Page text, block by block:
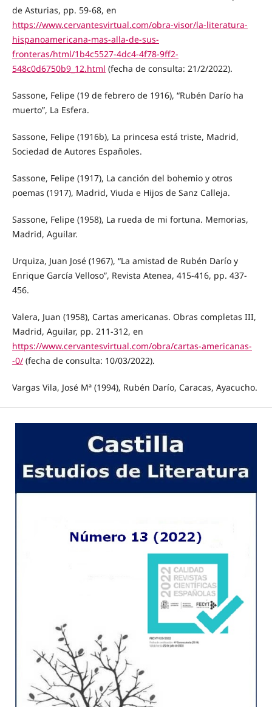
de Asturias, pp. 59-68, en
https://www.cervantesvirtual.com/obra-visor/la-literatura-
hispanoamericana-mas-alla-de-sus-
fronteras/html/1b4c5527-4dc4-4f78-9ff2-
548c0d6750b9_12.html (fecha de consulta: 21/2/2022).
Sassone, Felipe (19 de febrero de 1916), “Rubén Darío ha
muerto”, La Esfera.
Sassone, Felipe (1916b), La princesa está triste, Madrid,
Sociedad de Autores Españoles.
Sassone, Felipe (1917), La canción del bohemio y otros
poemas (1917), Madrid, Viuda e Hijos de Sanz Calleja.
Sassone, Felipe (1958), La rueda de mi fortuna. Memorias,
Madrid, Aguilar.
Urquiza, Juan José (1967), “La amistad de Rubén Darío y
Enrique García Velloso”, Revista Atenea, 415-416, pp. 437-
456.
Valera, Juan (1958), Cartas americanas. Obras completas III,
Madrid, Aguilar, pp. 211-312, en
https://www.cervantesvirtual.com/obra/cartas-americanas-
-0/(fecha de consulta: 10/03/2022).
Vargas Vila, José Mª (1994), Rubén Darío, Caracas, Ayacucho.